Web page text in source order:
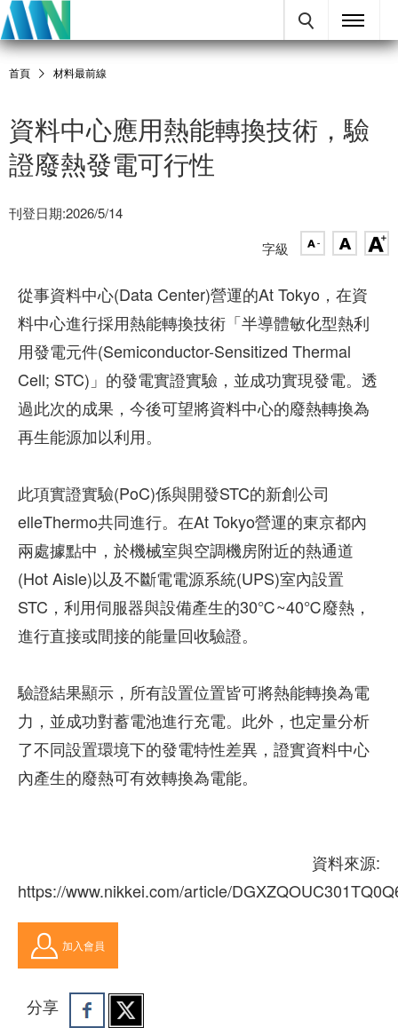
首頁 材料最前線
資料中心應用熱能轉換技術，驗
證廢熱發電可行性
刊登日期:2026/5/14
字級
從事資料中心(Data Center)營運的At Tokyo，在資
料中心進行採用熱能轉換技術「半導體敏化型熱利
用發電元件(Semiconductor-Sensitized Thermal
Cell; STC)」的發電實證實驗，並成功實現發電。透
過此次的成果，今後可望將資料中心的廢熱轉換為
再生能源加以利用。
此項實證實驗(PoC)係與開發STC的新創公司
elleThermo共同進行。在At Tokyo營運的東京都內
兩處據點中，於機械室與空調機房附近的熱通道
(Hot Aisle)以及不斷電電源系統(UPS)室內設置
STC，利用伺服器與設備產生的30℃~40℃廢熱，
進行直接或間接的能量回收驗證。
驗證結果顯示，所有設置位置皆可將熱能轉換為電
力，並成功對蓄電池進行充電。此外，也定量分析
了不同設置環境下的發電特性差異，證實資料中心
內產生的廢熱可有效轉換為電能。
資料來源:
https://www.nikkei.com/article/
加入會員
分享